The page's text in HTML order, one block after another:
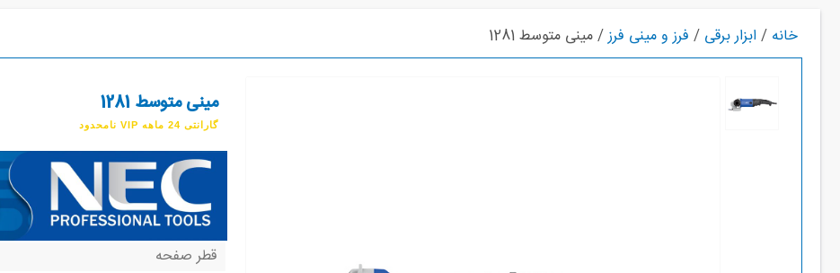
خانه / ابزار برقی / فرز و مینی فرز/ مینی متوسط 1281
مینی متوسط 1281
گارانتی 24 ماهه VIP نامحدود
قطر صفحه